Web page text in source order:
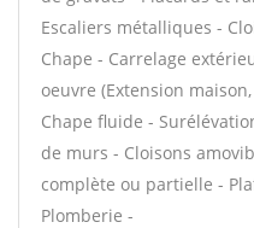
Escaliers métalliques -
Chape - Carrelage
oeuvre (Extension
Chape fluide -
de murs - Cloisons
complète ou partielle -
Plomberie -